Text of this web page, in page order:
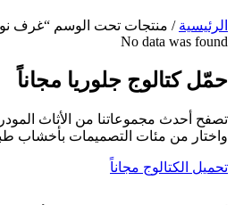
الرئيسية / منتجات تحت الوسم “غرف
No data was found
حمّل كتالوج جلوريا مجاناً
تصفح أحدث مجموعاتنا من الأثاث
واختار من مئات التصميمات بأخشاب
تحميل الكتالوج مجاناً